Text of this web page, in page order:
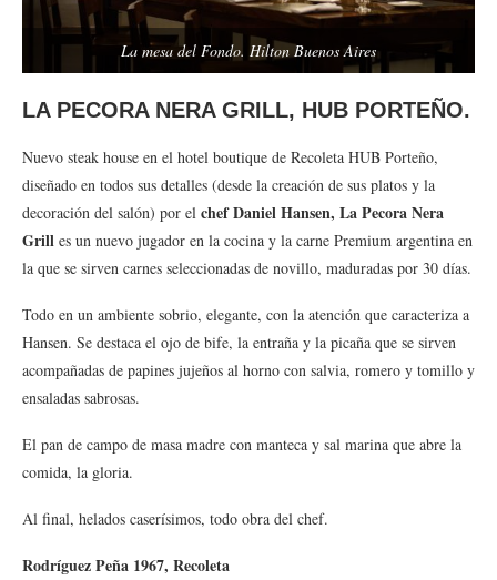
La mesa del Fondo. Hilton Buenos Aires
LA PECORA NERA GRILL, HUB PORTEÑO.
Nuevo steak house en el hotel boutique de Recoleta HUB Porteño,
diseñado en todos sus detalles (desde la creación de sus platos y la
decoración del salón) por el chef Daniel Hansen, La Pecora Nera
Grill es un nuevo jugador en la cocina y la carne Premium argentina en
la que se sirven carnes seleccionadas de novillo, maduradas por 30 días.
Todo en un ambiente sobrio, elegante, con la atención que caracteriza a
Hansen. Se destaca el ojo de bife, la entraña y la picaña que se sirven
acompañadas de papines jujeños al horno con salvia, romero y tomillo y
ensaladas sabrosas.
El pan de campo de masa madre con manteca y sal marina que abre la
comida, la gloria.
Al final, helados caserísimos, todo obra del chef.
Rodríguez Peña 1967, Recoleta